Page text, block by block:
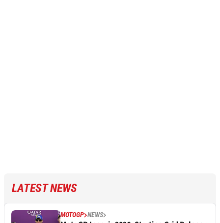
LATEST NEWS
MOTOGP NEWS